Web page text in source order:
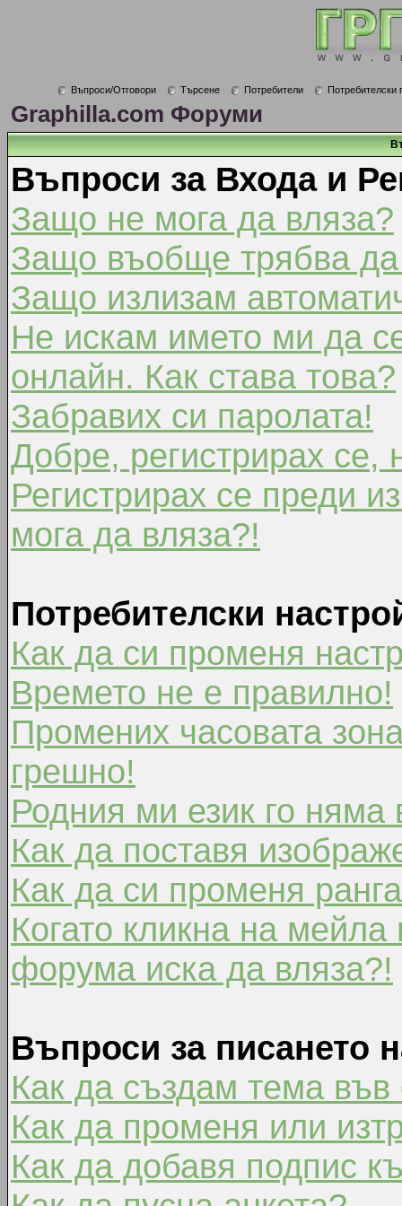
Въпроси/Отговори Търсене Потребители Потребителски
Graphilla.com Форуми
Въпроси за Входа и
Защо не мога да вляза?
Защо въобще трябва да
Защо излизам
Не искам името ми да
онлайн. Как става това?
Забравих си паролата!
Добре, регистрирах се,
Регистрирах се преди
мога да вляза?!
Потребителски
Как да си променя
Времето не е правилно!
Промених часовата
грешно!
Родния ми език го няма
Как да поставя
Как да си променя
Когато кликна на
форума иска да вляза?!
Въпроси за писането
Как да създам тема
Как да променя или
Как да добавя подпис